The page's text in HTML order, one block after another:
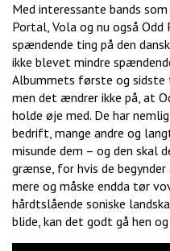
Med interessante bands
Portal, Vola og nu også Odd
spændende ting på den
ikke blevet mindre
Albummets første og
men det ændrer ikke på, at
holde øje med. De har
bedrift, mange andre og
misunde dem – og den skal
grænse, for hvis de
mere og måske endda tør
hårdtslående soniske
blide, kan det godt gå hen